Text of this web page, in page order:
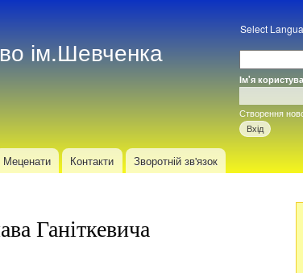
основного
матеріалу
ім.Шевченка
Select
Вхід
Ім'я
Створення
Меценати Контакти Зворотній зв'язок
Ганіткевича